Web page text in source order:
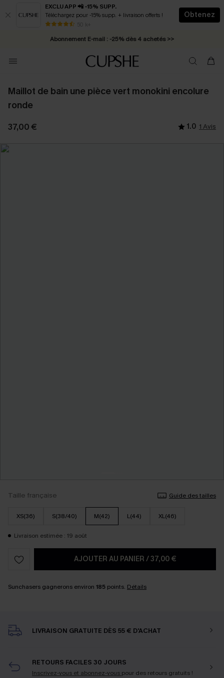
EXCLU APP 📲 -15% SUPP.
Téléchargez pour -15% supp. + livraison offerts !
50 k+
Obtenez
* Livraison éclair 2-3 jours ouvrés >>
Abonnement E-mail : -25% dès 4 achetés >>
Maillot de bain une pièce vert monokini encolure
ronde
37,00 € 1.0 1 Avis
Taille française Guide des tailles
XS(36) S(38/40) M(42) L(44) XL(46)
Livraison estimée : 19 août
AJOUTER AU PANIER /37,00 €
Sunchasers gagnerons environ 185 points. Détails
LIVRAISON GRATUITE DÈS 55 € D'ACHAT
RETOURS FACILES 30 JOURS
Inscrivez-vous et abonnez-vous pour des retours gratuits !